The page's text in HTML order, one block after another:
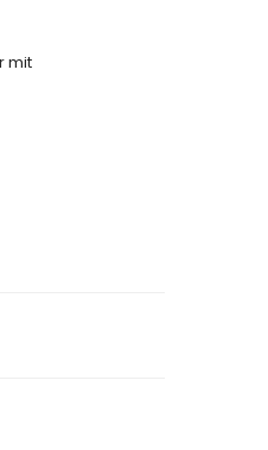
mit